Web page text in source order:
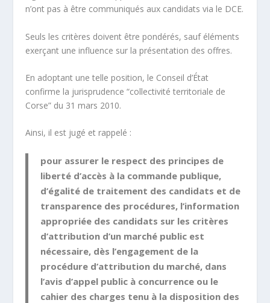
n’ont pas à être communiqués aux candidats via le DCE.
Seuls les critères doivent être pondérés, sauf éléments
exerçant une influence sur la présentation des offres.
En adoptant une telle position, le Conseil d’État
confirme la jurisprudence “collectivité territoriale de
Corse” du 31 mars 2010.
Ainsi, il est jugé et rappelé :
pour assurer le respect des principes de
liberté d’accès à la commande publique,
d’égalité de traitement des candidats et de
transparence des procédures, l’information
appropriée des candidats sur les critères
d’attribution d’un marché public est
nécessaire, dès l’engagement de la
procédure d’attribution du marché, dans
l’avis d’appel public à concurrence ou le
cahier des charges tenu à la disposition des